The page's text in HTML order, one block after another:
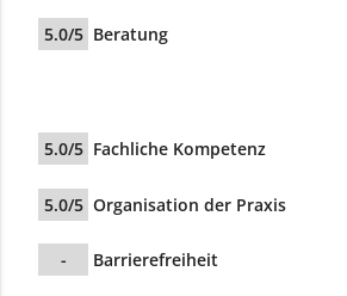
5.0/5 Beratung
5.0/5 Fachliche Kompetenz
5.0/5 Organisation der Praxis
- Barrierefreiheit